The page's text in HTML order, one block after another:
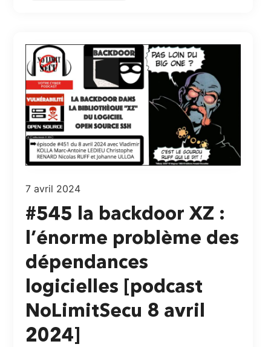
7 avril 2024
#545 la backdoor XZ :
l’énorme problème des
dépendances
logicielles [podcast
NoLimitSecu 8 avril
2024]